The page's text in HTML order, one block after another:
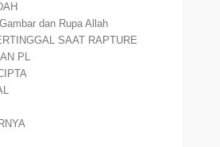
dan Rupa Allah
SAAT RAPTURE
PL